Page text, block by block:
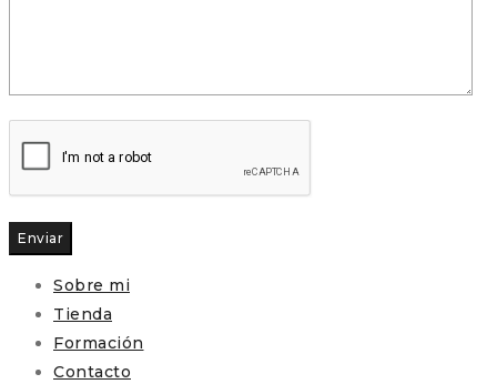
Enviar
Sobre mi
Tienda
Formación
Contacto